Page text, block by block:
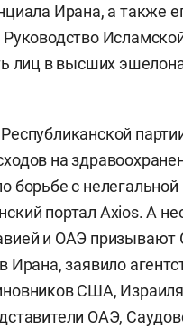
Ирана, а также
лиц в высших
на
борьбе с
портал Axios. А
и ОАЭ
Ирана, заявило
США,
ОАЭ,